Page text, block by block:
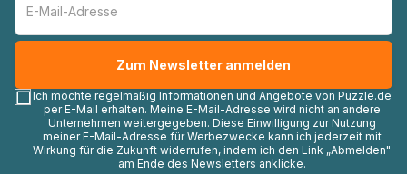
Ich möchte regelmäßig Informationen und Angebote von Puzzle.de
per E-Mail erhalten. Meine E-Mail-Adresse wird nicht an andere
Unternehmen weitergegeben. Diese Einwilligung zur Nutzung
meiner E-Mail-Adresse für Werbezwecke kann ich jederzeit mit
Wirkung für die Zukunft widerrufen, indem ich den Link „Abmelden"
am Ende des Newsletters anklicke.